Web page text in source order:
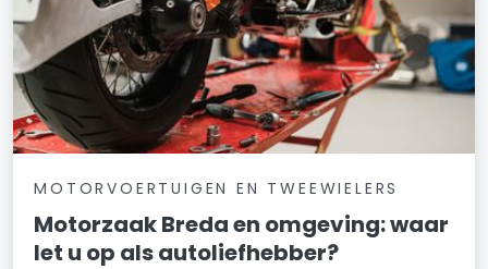
MOTORVOERTUIGEN EN TWEEWIELERS
Motorzaak Breda en omgeving: waar
let u op als autoliefhebber?